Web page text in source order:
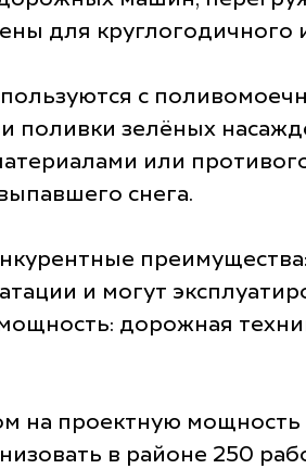
для
с
поливки зелёных
или
снега.
и могут
дорожная
на проектную
в районе 250